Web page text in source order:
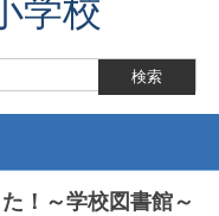
！～学校図書館～